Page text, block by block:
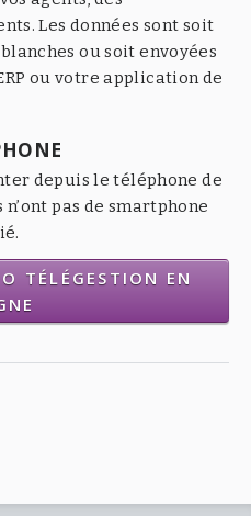
Les données sont soit
ou soit envoyées
ou votre application de
depuis le téléphone de
pas de smartphone
TÉLÉGESTION EN